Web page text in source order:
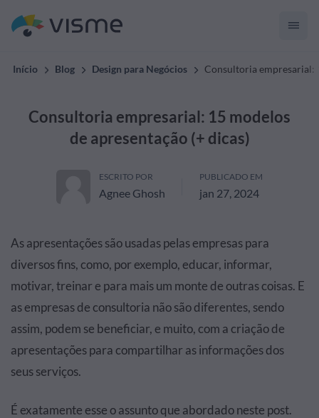
Início Blog Design para Negócios Consultoria empresarial:
Consultoria empresarial: 15 modelos
de apresentação (+ dicas)
ESCRITO POR
Agnee Ghosh
PUBLICADO EM
jan 27, 2024
As apresentações são usadas pelas empresas para
diversos fins, como, por exemplo, educar, informar,
motivar, treinar e para mais um monte de outras coisas. E
as empresas de consultoria não são diferentes, sendo
assim, podem se beneficiar, e muito, com a criação de
apresentações para compartilhar as informações dos
seus serviços.
É exatamente esse o assunto que abordado neste post.